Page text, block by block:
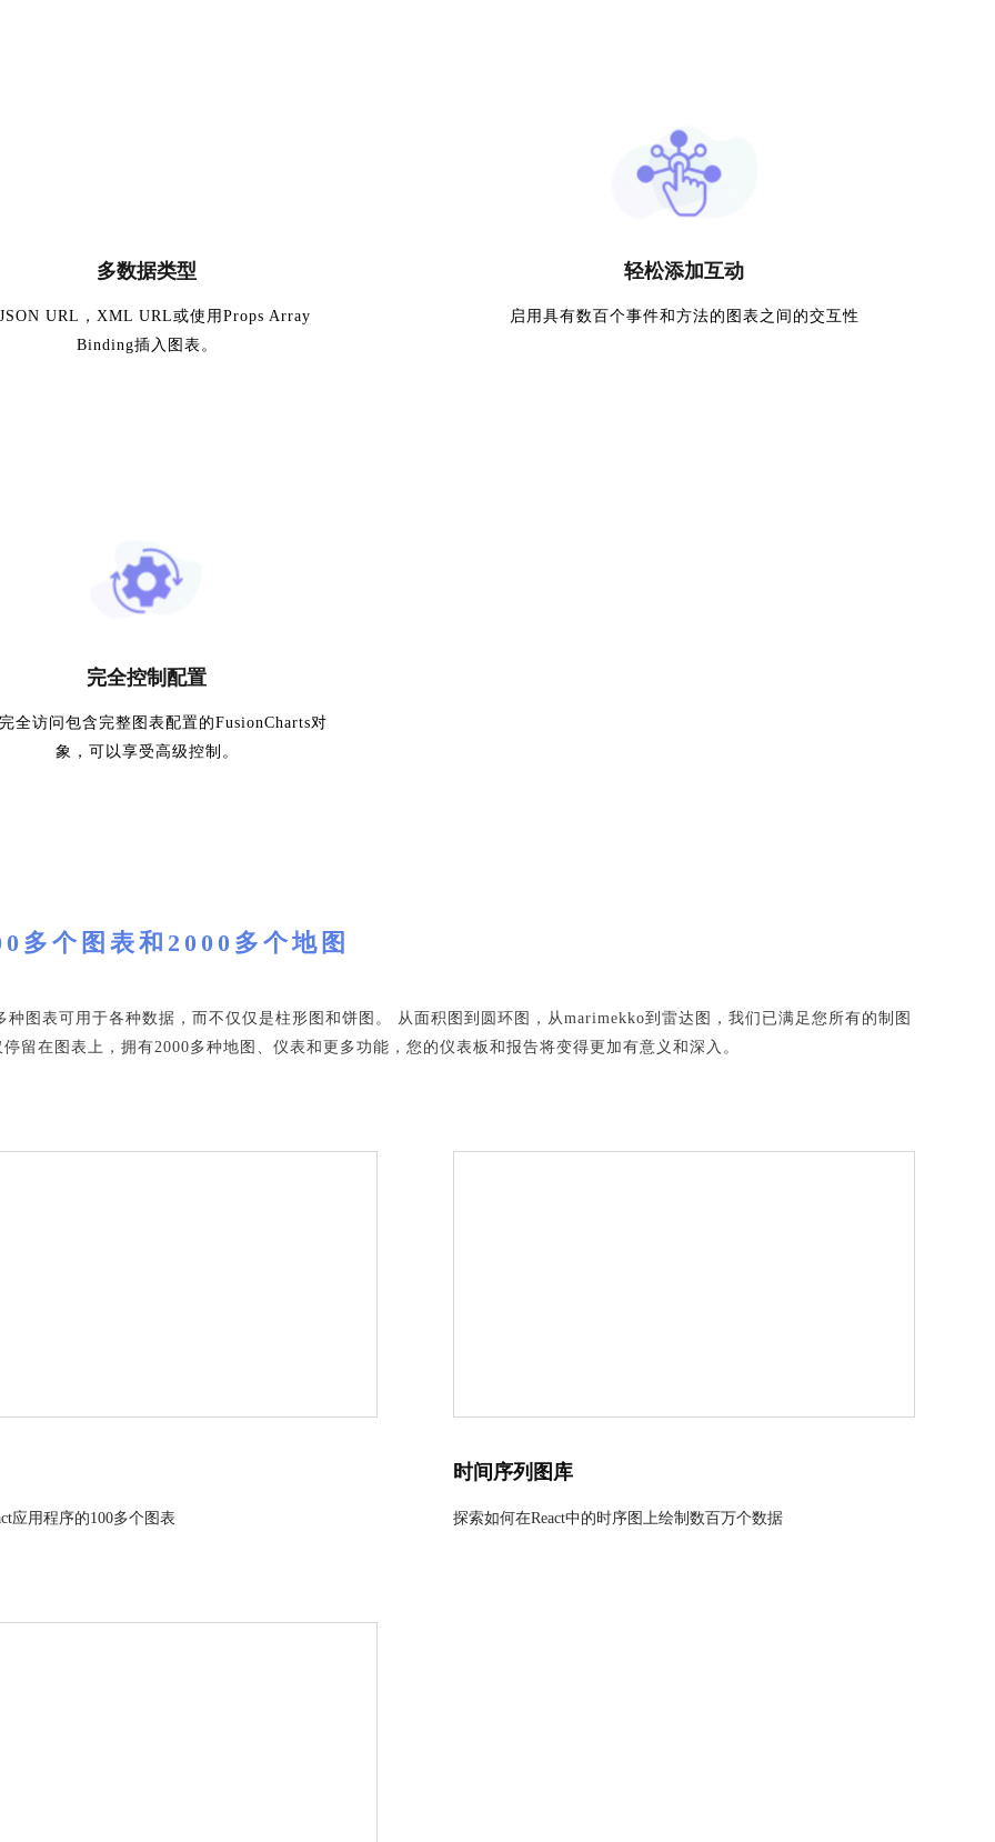
多数据类型
URL，XML URL或使用Props Array
Binding插入图表。
轻松添加互动
启用具有数百个事件和方法的图表之间的交互性
完全控制配置
全访问包含完整图表配置的FusionCharts对
象，可以享受高级控制。
多个图表和2000多个地图
种图表可用于各种数据，而不仅仅是柱形图和饼图。 从面积图到圆环图，从marimekko到雷达图，我们已满足您所有的制图
留在图表上，拥有2000多种地图、仪表和更多功能，您的仪表板和报告将变得更加有意义和深入。
应用程序的100多个图表
时间序列图库
探索如何在React中的时序图上绘制数百万个数据